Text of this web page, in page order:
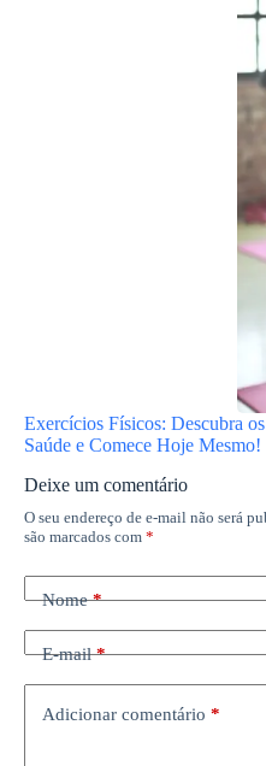
Exercícios Físicos: Descubra
Saúde e Comece Hoje Mesmo!
Deixe um comentário
O seu endereço de e-mail não será
são marcados com *
Nome*
E-mail*
Adicionar comentário *